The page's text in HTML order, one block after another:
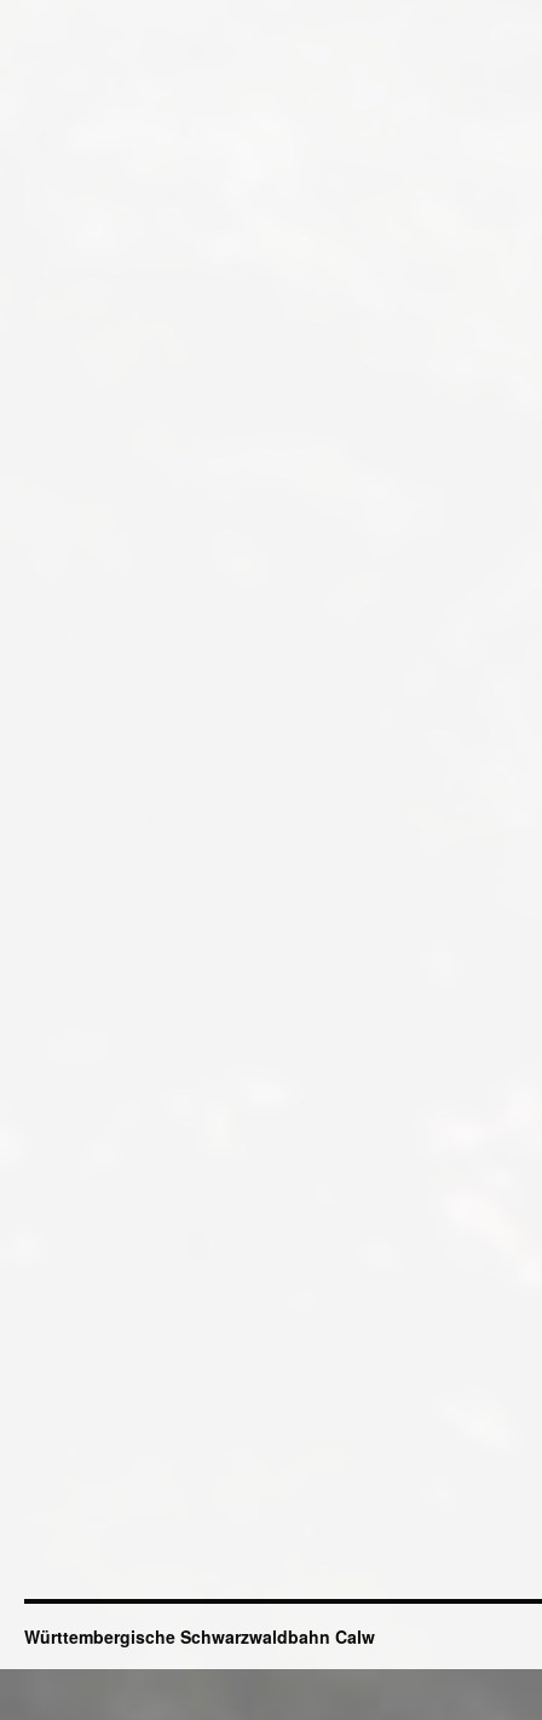
Württembergische Schwarzwaldbahn Calw